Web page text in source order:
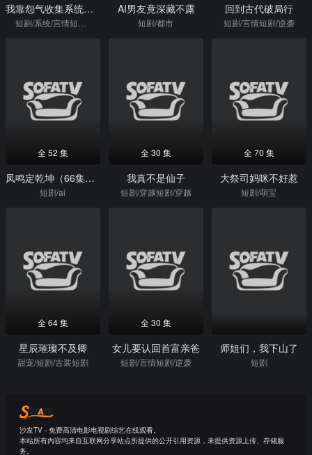
我靠怨气收集系统成为巨星 AI男友竟深藏不露
短剧/都市
回到古代破局行
短剧/言情短剧/逆袭
全 52 集
凤鸣定乾坤（66集）Ai短剧
短剧/ai
全 30 集
我真不是仙子
短剧/穿越短剧/穿越
全 70 集
大祭司妈咪不好惹
短剧/萌宝
全 64 集
星辰璀璨不及卿
甜宠/短剧/古装短剧
全 30 集
女儿要认回首富亲爸
短剧/言情短剧/逆袭
师姐们，我下山了
短剧
沙发TV - 免费高清电影电视剧综艺在线观看。
本站所有内容均来自互联网分享站点所提供的公开引用资源，未提供资源上传、存储服
务。